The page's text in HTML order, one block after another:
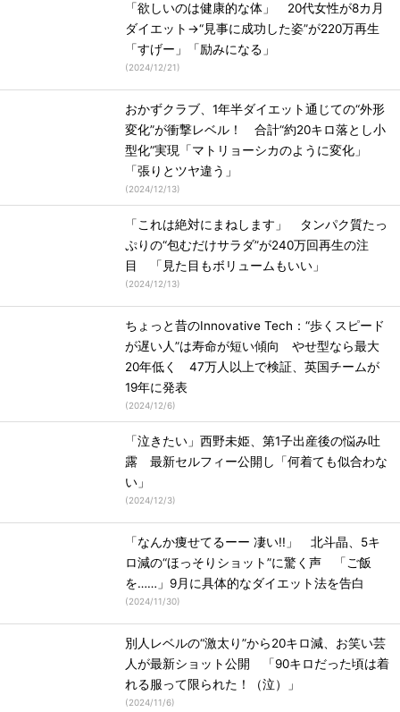
「欲しいのは健康的な体」 20代女性が8カ月
ダイエット→“見事に成功した姿”が220万再生
「すげー」「励みになる」
(2024/12/21)
おかずクラブ、1年半ダイエット通じての“外形
変化”が衝撃レベル！ 合計“約20キロ落とし小
型化”実現「マトリョーシカのように変化」
「張りとツヤ違う」
(2024/12/13)
「これは絶対にまねします」 タンパク質たっ
ぷりの“包むだけサラダ”が240万回再生の注
目 「見た目もボリュームもいい」
(2024/12/13)
ちょっと昔のInnovative Tech：“歩くスピード
が遅い人”は寿命が短い傾向 やせ型なら最大
20年低く 47万人以上で検証、英国チームが
19年に発表
(2024/12/6)
「泣きたい」西野未姫、第1子出産後の悩み吐
露 最新セルフィー公開し「何着ても似合わな
い」
(2024/12/3)
「なんか痩せてるーー 凄い!!」 北斗晶、5キ
ロ減の“ほっそりショット”に驚く声 「ご飯
を……」9月に具体的なダイエット法を告白
(2024/11/30)
別人レベルの“激太り”から20キロ減、お笑い芸
人が最新ショット公開 「90キロだった頃は着
れる服って限られた！（泣）」
(2024/11/6)